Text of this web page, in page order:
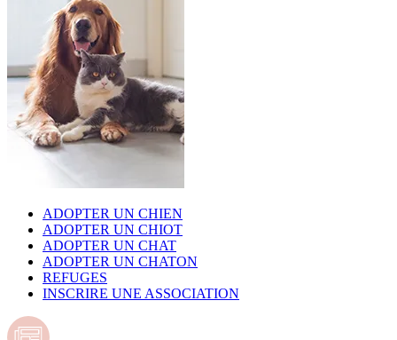
ADOPTER UN CHIEN
ADOPTER UN CHIOT
ADOPTER UN CHAT
ADOPTER UN CHATON
REFUGES
INSCRIRE UNE ASSOCIATION